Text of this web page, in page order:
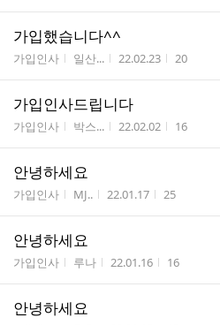
가입했습니다^^
게시판명
가입인사 작성자
일산... 작성시간
22.02.23 조회수
20
가입인사드립니다
게시판명
가입인사 작성자
박스... 작성시간
22.02.02 조회수
16
안녕하세요
게시판명
가입인사 작성자
MJ.. 작성시간
22.01.17 조회수
25
안녕하세요
게시판명
가입인사 작성자
루나 작성시간
22.01.16 조회수
16
안녕하세요